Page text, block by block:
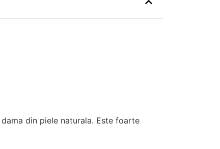
din piele naturala. Este foarte